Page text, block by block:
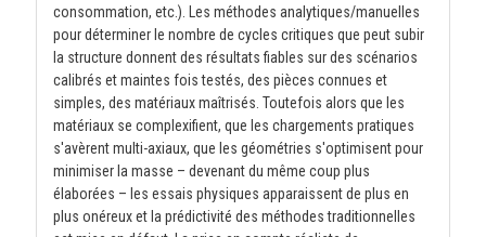
consommation, etc.). Les méthodes analytiques/manuelles
pour déterminer le nombre de cycles critiques que peut subir
la structure donnent des résultats fiables sur des scénarios
calibrés et maintes fois testés, des pièces connues et
simples, des matériaux maîtrisés. Toutefois alors que les
matériaux se complexifient, que les chargements pratiques
s'avèrent multi-axiaux, que les géométries s'optimisent pour
minimiser la masse – devenant du même coup plus
élaborées – les essais physiques apparaissent de plus en
plus onéreux et la prédictivité des méthodes traditionnelles